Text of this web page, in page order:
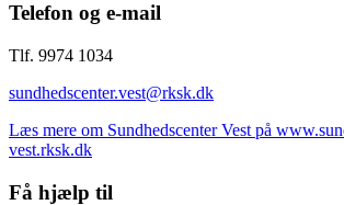
Telefon og e-mail
Tlf. 9974 1034
sundhedscenter.vest@rksk.dk
Læs mere om Sundhedscenter Vest på
vest.rksk.dk
Få hjælp til